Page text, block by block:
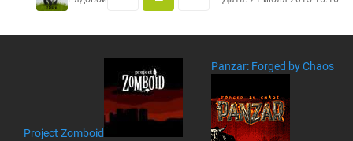
Project Zomboid
Panzar: Forged by Chaos